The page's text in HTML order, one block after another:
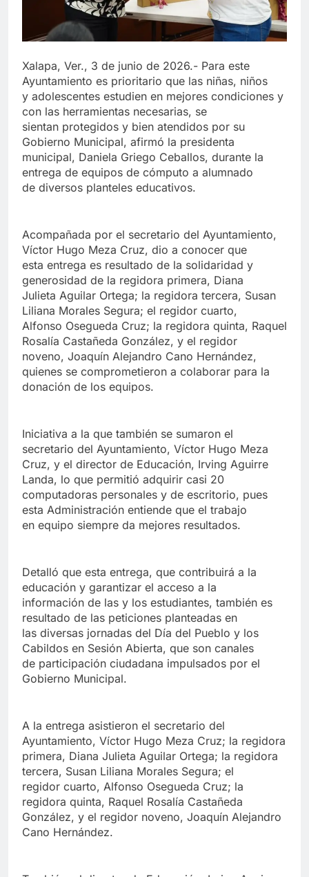
Xalapa, Ver., 3 de junio de 2026.- Para este
Ayuntamiento es prioritario que las niñas, niños
y adolescentes estudien en mejores condiciones y
con las herramientas necesarias, se
sientan protegidos y bien atendidos por su
Gobierno Municipal, afirmó la presidenta
municipal, Daniela Griego Ceballos, durante la
entrega de equipos de cómputo a alumnado
de diversos planteles educativos.
Acompañada por el secretario del Ayuntamiento,
Víctor Hugo Meza Cruz, dio a conocer que
esta entrega es resultado de la solidaridad y
generosidad de la regidora primera, Diana
Julieta Aguilar Ortega; la regidora tercera, Susan
Liliana Morales Segura; el regidor cuarto,
Alfonso Osegueda Cruz; la regidora quinta, Raquel
Rosalía Castañeda González, y el regidor
noveno, Joaquín Alejandro Cano Hernández,
quienes se comprometieron a colaborar para la
donación de los equipos.
Iniciativa a la que también se sumaron el
secretario del Ayuntamiento, Víctor Hugo Meza
Cruz, y el director de Educación, Irving Aguirre
Landa, lo que permitió adquirir casi 20
computadoras personales y de escritorio, pues
esta Administración entiende que el trabajo
en equipo siempre da mejores resultados.
Detalló que esta entrega, que contribuirá a la
educación y garantizar el acceso a la
información de las y los estudiantes, también es
resultado de las peticiones planteadas en
las diversas jornadas del Día del Pueblo y los
Cabildos en Sesión Abierta, que son canales
de participación ciudadana impulsados por el
Gobierno Municipal.
A la entrega asistieron el secretario del
Ayuntamiento, Víctor Hugo Meza Cruz; la regidora
primera, Diana Julieta Aguilar Ortega; la regidora
tercera, Susan Liliana Morales Segura; el
regidor cuarto, Alfonso Osegueda Cruz; la
regidora quinta, Raquel Rosalía Castañeda
González, y el regidor noveno, Joaquín Alejandro
Cano Hernández.